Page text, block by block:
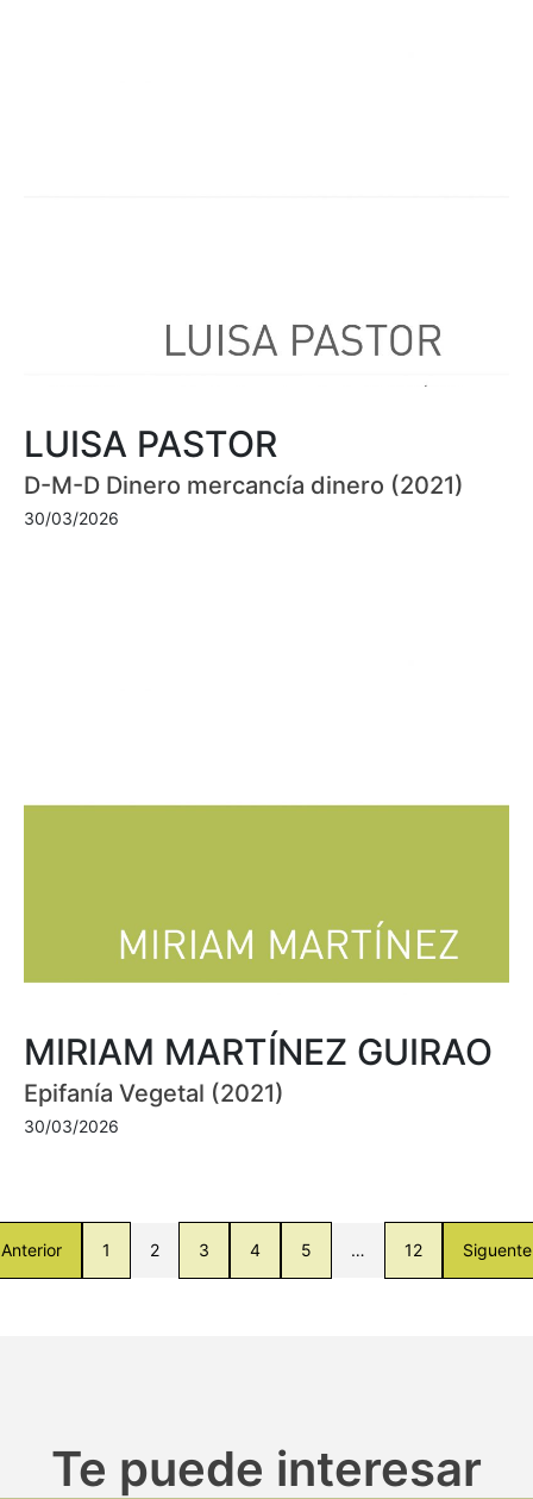
LUISA PASTOR
D-M-D Dinero mercancía dinero (2021)
30/03/2026
MIRIAM MARTÍNEZ GUIRAO
Epifanía Vegetal (2021)
30/03/2026
Anterior 1 2 3 4 5 … 12 Siguente
Te puede interesar